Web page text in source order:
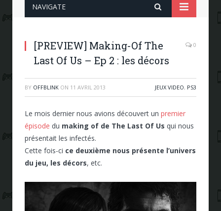
NAVIGATE
[PREVIEW] Making-Of The
Last Of Us – Ep 2 : les décors
0
BY OFFBLINK ON 11 AVRIL 2013 JEUX VIDEO, PS3
Le mois dernier nous avions découvert un premier
épisode du making of de The Last Of Us qui nous
présentait les infectés.
Cette fois-ci ce deuxième nous présente l’univers
du jeu, les décors, etc.